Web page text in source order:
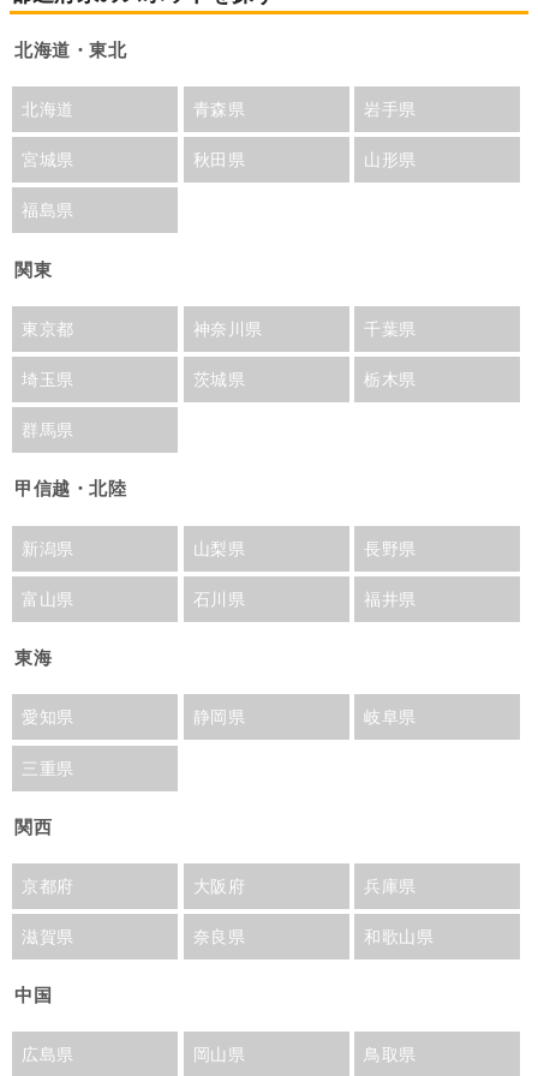
北海道・東北
北海道 青森県 岩手県
宮城県 秋田県 山形県
福島県
関東
東京都 神奈川県 千葉県
埼玉県 茨城県 栃木県
群馬県
甲信越・北陸
新潟県 山梨県 長野県
富山県 石川県 福井県
東海
愛知県 静岡県 岐阜県
三重県
関西
京都府 大阪府 兵庫県
滋賀県 奈良県 和歌山県
中国
広島県 岡山県 鳥取県